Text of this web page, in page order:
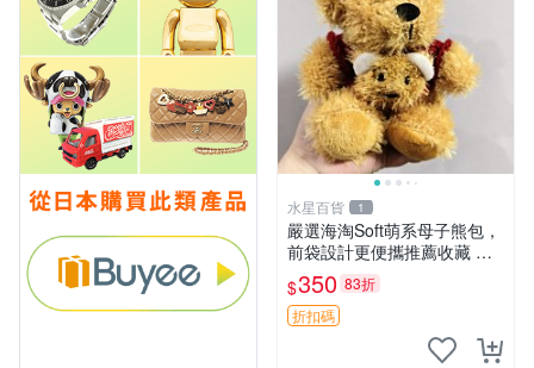
水星百貨 1
嚴選海淘Soft萌系母子熊包，
前袋設計更便攜推薦收藏 母
子熊 軟綿綿 包包
$350 83折
折扣碼